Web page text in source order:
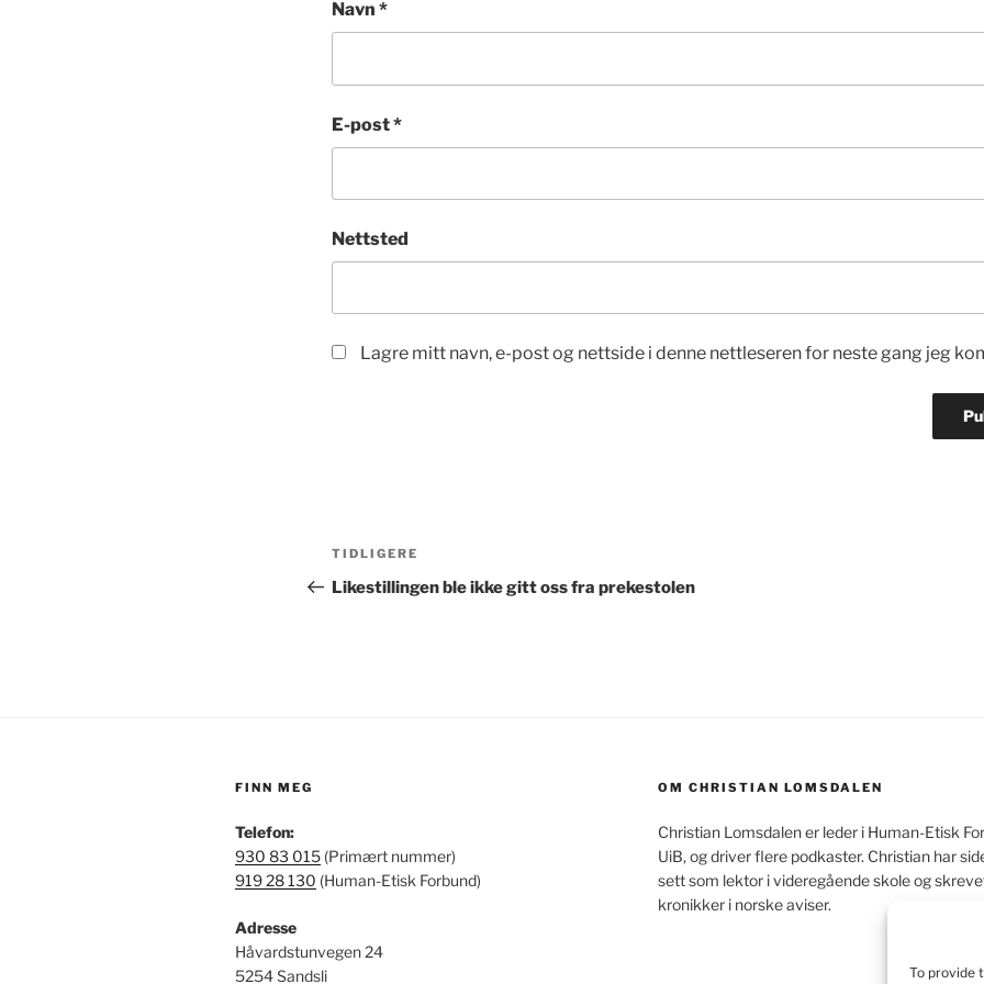
To provide
Navn *
E-post*
Nettsted
Lagre mitt navn, e-post og nettside i denne nettleseren for neste gang jeg
Innleggsnavigasjon
Forrige
innlegg
TIDLIGERE
Likestillingen ble ikke gitt oss fra prekestolen
FINN MEG
Telefon:
930 83 015 (Primært nummer)
919 28 130 (Human-Etisk Forbund)
Adresse
Håvardstunvegen 24
5254 Sandsli
OM CHRISTIAN LOMSDALEN
Christian Lomsdalen er leder i Human-Etisk
UiB, og driver flere podkaster. Christian har
sett som lektor i videregående skole og
kronikker i norske aviser.